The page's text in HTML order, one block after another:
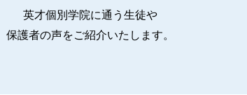
英才個別学院に通う生徒や
保護者の声をご紹介いたします。